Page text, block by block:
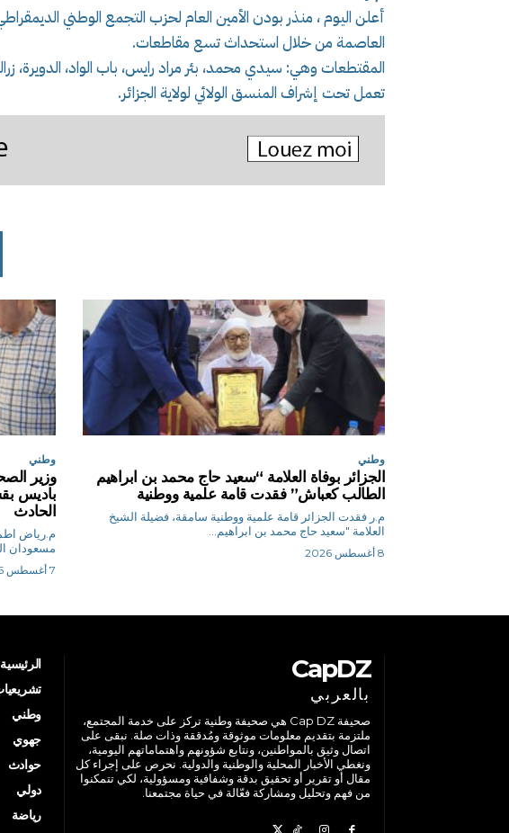
أعلن اليوم ، منذر بودن الأمين العام لحزب التجمع الوطني
العاصمة من خلال استحداث تسع مقاطعات.
المقتطعات وهي: سيدي محمد، بئر مراد رايس، باب الواد، الدويرة،
تعمل تحت إشراف المنسق الولائي لولاية الجزائر.
وطني
الجزائر بوفاة العلامة “سعيد حاج محمد بن ابراهيم
الطالب كعباش” فقدت قامة علمية ووطنية
م.ر فقدت الجزائر قامة علمية ووطنية سامقة، فضيلة الشيخ
العلامة "سعيد حاج محمد بن ابراهيم...
8 أغسطس 2026
وطني
وزير
باديس
الحادث
مسعودان
7 أغسطس 2026
CapDZ
بالعربي
صحيفة Cap DZ هي صحيفة وطنية تركز على خدمة المجتمع،
ملتزمة بتقديم معلومات موثوقة ومُدققة وذات صلة. نبقى على
اتصال وثيق بالمواطنين، ونتابع شؤونهم واهتماماتهم اليومية،
ونغطي الأخبار المحلية والوطنية والدولية. نحرص على إجراء كل
مقال أو تقرير أو تحقيق بدقة وشفافية ومسؤولية، لكي تتمكنوا
من فهم وتحليل ومشاركة فعّالة في حياة مجتمعنا.
الرئيسية
تشريعيات
وطني
جهوي
حوادث
دولي
رياضة